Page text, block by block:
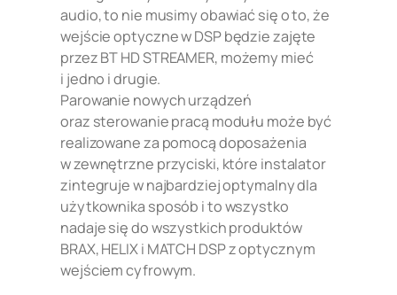
audio, to nie musimy obawiać się o to, że
wejście optyczne w DSP będzie zajęte
przez BT HD STREAMER, możemy mieć
i jedno i drugie.
Parowanie nowych urządzeń
oraz sterowanie pracą modułu może być
realizowane za pomocą doposażenia
w zewnętrzne przyciski, które instalator
zintegruje w najbardziej optymalny dla
użytkownika sposób i to wszystko
nadaje się do wszystkich produktów
BRAX, HELIX i MATCH DSP z optycznym
wejściem cyfrowym.